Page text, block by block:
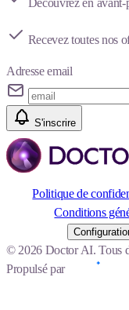
Recevez toutes nos
Adresse email
S'inscrire
Politique de
Conditions
© 2026 Doctor AI. Tous
Propulsé par